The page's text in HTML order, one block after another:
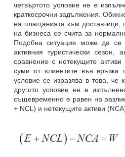
четвъртото условие не е
краткосрочни задължения.
на плащанията към доставчици,
на бизнеса се счита за
Подобна ситуация може да се
активния туристически
сравнение с нетекущите
суми от клиентите във връзка
условие се изразява в това, че
другото условие не е
същевременно е равен на
+ NCL) и нетекущите активи